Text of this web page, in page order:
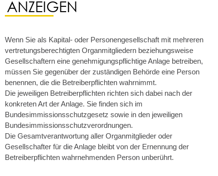
ANZEIGEN
Wenn Sie als Kapital- oder Personengesellschaft mit mehreren
vertretungsberechtigten Organmitgliedern beziehungsweise
Gesellschaftern eine genehmigungspflichtige Anlage betreiben,
müssen Sie gegenüber der zuständigen Behörde eine Person
benennen, die die Betreiberpflichten wahrnimmt.
Die jeweiligen Betreiberpflichten richten sich dabei nach der
konkreten Art der Anlage. Sie finden sich im
Bundesimmissionsschutzgesetz sowie in den jeweiligen
Bundesimmissionsschutzverordnungen.
Die Gesamtverantwortung aller Organmitglieder oder
Gesellschafter für die Anlage bleibt von der Ernennung der
Betreiberpflichten wahrnehmenden Person unberührt.